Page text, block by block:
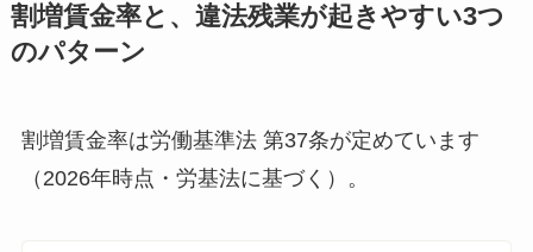
割増賃金率と、違法残業が起きやすい3つ
のパターン
割増賃金率は労働基準法 第37条が定めています
（2026年時点・労基法に基づく）。